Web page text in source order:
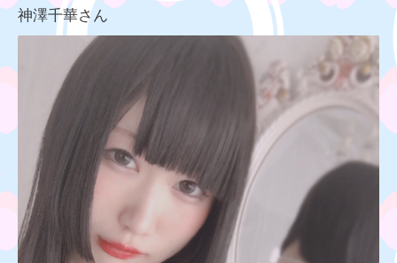
神澤千華さん